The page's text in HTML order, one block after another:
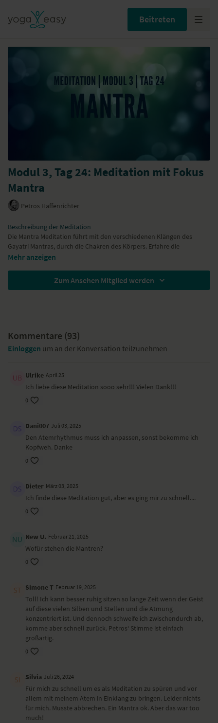
Beitreten
Modul 3, Tag 24: Meditation mit Fokus
Mantra
Petros Haffenrichter
Beschreibung der Meditation
Die Mantra Meditation führt mit den verschiedenen Klängen des
Gayatri Mantras, durch die Chakren des Körpers. Erfahre die
verschiedenen Energiezentren deines Körpers vom Solarplexus bis
Mehr anzeigen
Zum Ansehen Mitglied werden
Kommentare (93)
Einloggen um an der Konversation teilzunehmen
Ulrike April 25
Ich liebe diese Meditation sooo sehr!!! Vielen Dank!!!
0
Dani007 Juli 03, 2025
Den Atemrhythmus muss ich anpassen, sonst bekomme ich
Kopfweh. Danke
0
Dieter März 03, 2025
Ich finde diese Meditation gut, aber es ging mir zu schnell....
0
New U. Februar 21, 2025
Wofür stehen die Mantren?
0
Simone T Februar 19, 2025
Toll! Ich kann besser ruhig sitzen so lange Zeit wenn der Geist
auf diese vielen Silben und Stellen und die Atmung
konzentriert ist. Und dennoch schweife ich zwischendurch ab,
komme aber schnell zurück. Petros‘ Stimme ist einfach
großartig.
0
Silvia Juli 26, 2024
Für mich zu schnell um es als Meditation zu spüren und vor
allem mit meinem Atem in Einklang zu bringen. Leider nichts
für mich. Musste abbrechen. Ein Mantra ok. Aber das war too
much!